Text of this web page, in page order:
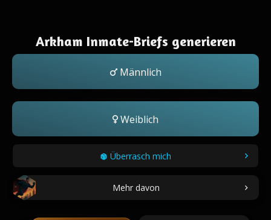
Arkham Inmate-Briefs generieren
Männlich
Weiblich
Überrasch mich
Mehr davon